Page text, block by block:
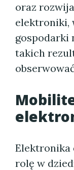
oraz
elektroniki,
gospodarki
takich
Elektronika
rolę w